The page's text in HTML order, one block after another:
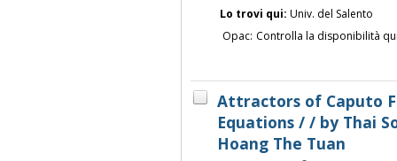
Lo trovi qui: Univ. del Salento
Opac: Controlla la disponibilità
Attractors of Caputo
Equations / / by Thai
Hoang The Tuan